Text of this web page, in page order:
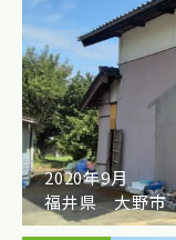
2020年9月
福井県 大野市